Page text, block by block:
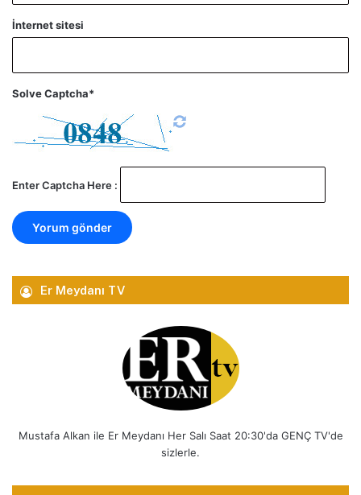
İnternet sitesi
Solve Captcha*
Enter Captcha Here :
Er Meydanı TV
Mustafa Alkan ile Er Meydanı Her Salı Saat 20:30'da GENÇ TV'de
sizlerle.